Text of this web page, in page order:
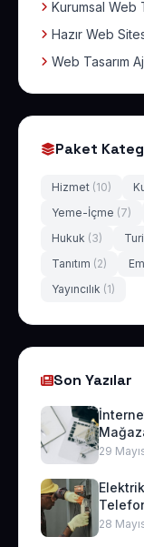
Kurumsal Web
Hazır Web
Web Tasarım
Paket
Hizmet (10)
Yeme-İçme (7)
Hukuk (3)
Tanıtım (2)
Yayıncılık (1)
Son Yazılar
29
28